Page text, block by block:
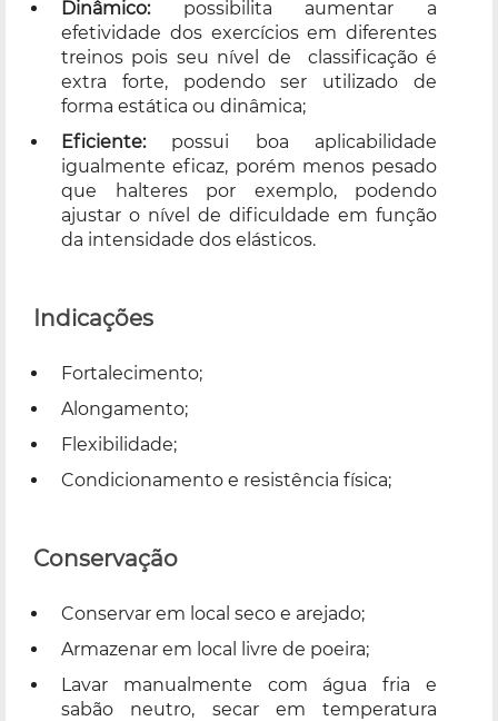
Dinâmico:possibilita aumentar a
efetividade dos exercícios em diferentes
treinos pois seu nível de classificação é
extra forte, podendo ser utilizado de
forma estática ou dinâmica;
Eficiente:possui boa aplicabilidade
igualmente eficaz, porém menos pesado
que halteres por exemplo, podendo
ajustar o nível de dificuldade em função
da intensidade dos elásticos.
Indicações
Fortalecimento;
Alongamento;
Flexibilidade;
Condicionamento e resistência física;
Conservação
Conservar em local seco e arejado;
Armazenar em local livre de poeira;
Lavar manualmente com água fria e
sabão neutro, secar em temperatura